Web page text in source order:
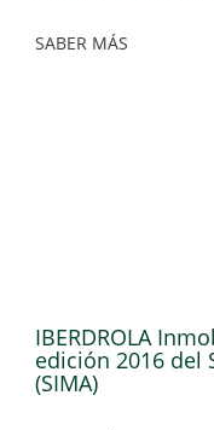
SABER MÁS
IBERDROLA
edición 2016 del
(SIMA)